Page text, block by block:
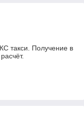
такси. Получение в